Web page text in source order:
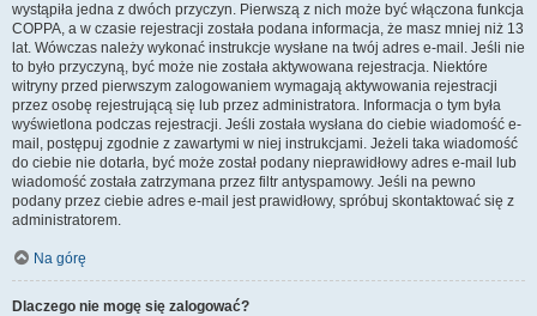
wystąpiła jedna z dwóch przyczyn. Pierwszą z nich może być włączona funkcja
COPPA, a w czasie rejestracji została podana informacja, że masz mniej niż 13
lat. Wówczas należy wykonać instrukcje wysłane na twój adres e-mail. Jeśli nie
to było przyczyną, być może nie została aktywowana rejestracja. Niektóre
witryny przed pierwszym zalogowaniem wymagają aktywowania rejestracji
przez osobę rejestrującą się lub przez administratora. Informacja o tym była
wyświetlona podczas rejestracji. Jeśli została wysłana do ciebie wiadomość e-
mail, postępuj zgodnie z zawartymi w niej instrukcjami. Jeżeli taka wiadomość
do ciebie nie dotarła, być może został podany nieprawidłowy adres e-mail lub
wiadomość została zatrzymana przez filtr antyspamowy. Jeśli na pewno
podany przez ciebie adres e-mail jest prawidłowy, spróbuj skontaktować się z
administratorem.
Na górę
Dlaczego nie mogę się zalogować?